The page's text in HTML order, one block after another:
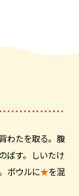
わたを取る。腹
ばす。しいたけ
ボウルに★を混